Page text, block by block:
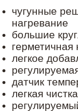
чугунные
нагревание
большие
легкое
датчик
легкая